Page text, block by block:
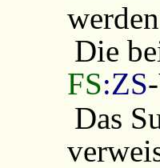
Die
FS:ZS
Das